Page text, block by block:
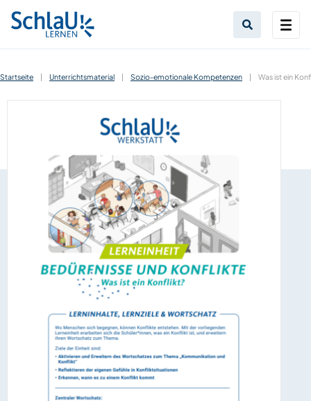
Startseite | Unterrichtsmaterial | Sozio-emotionale Kompetenzen | Was ist ein